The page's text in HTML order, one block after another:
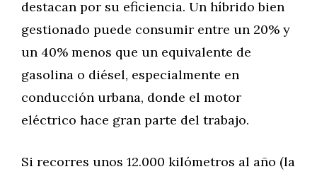
destacan por su eficiencia. Un híbrido bien
gestionado puede consumir entre un 20% y
un 40% menos que un equivalente de
gasolina o diésel, especialmente en
conducción urbana, donde el motor
eléctrico hace gran parte del trabajo.
Si recorres unos 12.000 kilómetros al año (la